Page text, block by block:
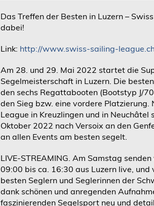
Das Treffen der Besten in Luzern –
dabei!
Link: http://www.swiss-sailing-
Am 28. und 29. Mai 2022 startet die
Segelmeisterschaft in Luzern. Die
den sechs Regattabooten (Bootstyp J/
den Sieg bzw. eine vordere
League in Kreuzlingen und in
Oktober 2022 nach Versoix an den
an allen Events am besten segelt.
LIVE-STREAMING. Am Samstag
09:00 bis ca. 16:30 aus Luzern live,
besten Seglern und Seglerinnen der
dank schönen und anregenden
faszinierenden Segelsport neu und